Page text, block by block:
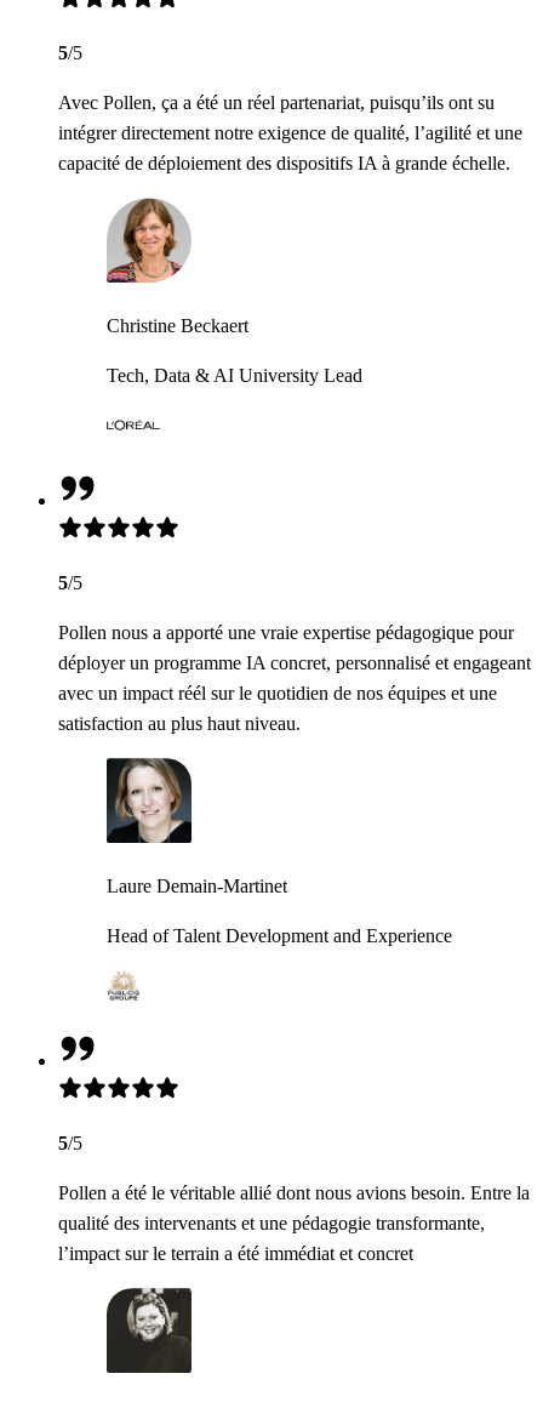
5/5
Avec Pollen, ça a été un réel partenariat, puisqu’ils ont su
intégrer directement notre exigence de qualité, l’agilité et une
capacité de déploiement des dispositifs IA à grande échelle.
Christine Beckaert
Tech, Data & AI University Lead
5/5
Pollen nous a apporté une vraie expertise pédagogique pour
déployer un programme IA concret, personnalisé et engageant
avec un impact réél sur le quotidien de nos équipes et une
satisfaction au plus haut niveau.
Laure Demain-Martinet
Head of Talent Development and Experience
5/5
Pollen a été le véritable allié dont nous avions besoin. Entre la
qualité des intervenants et une pédagogie transformante,
l’impact sur le terrain a été immédiat et concret